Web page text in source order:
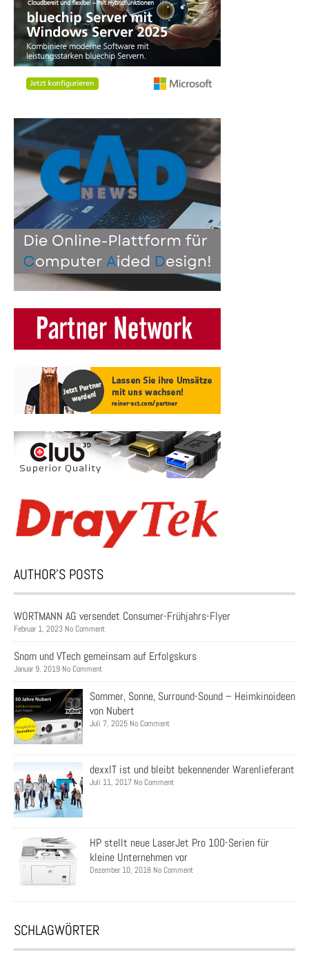
AUTHOR’S POSTS
WORTMANN AG versendet Consumer-Frühjahrs-Flyer
Februar 1, 2023 No Comment
Snom und VTech gemeinsam auf Erfolgskurs
Januar 9, 2019 No Comment
Sommer, Sonne, Surround-Sound – Heimkinoideen
von Nubert
Juli 7, 2025 No Comment
dexxIT ist und bleibt bekennender Warenlieferant
Juli 11, 2017 No Comment
HP stellt neue LaserJet Pro 100-Serien für
kleine Unternehmen vor
Dezember 10, 2018 No Comment
SCHLAGWÖRTER